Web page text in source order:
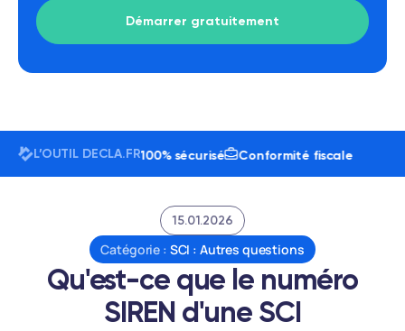
Démarrer gratuitement
L’OUTIL DECLA.FR
24h/7j 100% sécurisé Conformité fiscale
Catégorie : SCI : Autres questions
15.01.2026
Qu'est-ce que le numéro
SIREN d'une SCI